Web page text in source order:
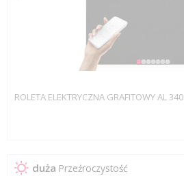
ROLETA ELEKTRYCZNA GRAFITOWY AL 340
duża Przeźroczystość